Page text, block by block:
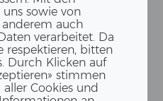
sowie von
auch
verarbeitet. Da
respektieren, bitten
Durch Klicken auf
stimmen
Cookies und